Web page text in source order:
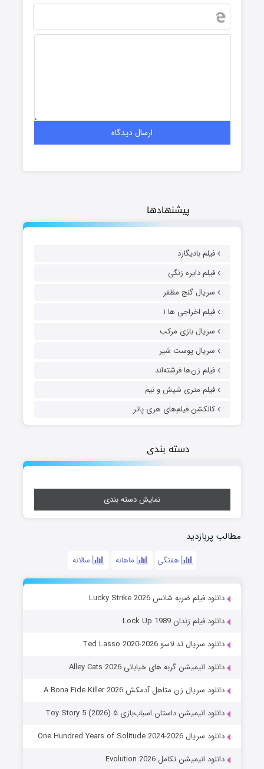
پیشنهادها
فیلم بادیگارد
فیلم دایره زنگی
سریال گنج مظفر
فیلم اخراجی ها ۱
سریال بازی مرکب
سریال پوست شیر
فیلم زن‌ها فرشته‌اند
فیلم متری شیش و نیم
کالکشن فیلم‌های هری پاتر
دسته بندی
نمایش دسته بندی
مطالب پربازدید
هفتگی ماهانه سالانه
دانلود فیلم ضربه شانس Lucky Strike 2026
دانلود فیلم زندان Lock Up 1989
دانلود سریال تد لاسو Ted Lasso 2020-2026
دانلود انیمیشن گربه های خیابانی Alley Cats 2026
دانلود سریال زن متاهل آدمکش A Bona Fide Killer 2026
دانلود انیمیشن داستان اسباب‌بازی ۵ Toy Story 5 (2026)
دانلود سریال One Hundred Years of Solitude 2024-2026
دانلود انیمیشن تکامل Evolution 2026